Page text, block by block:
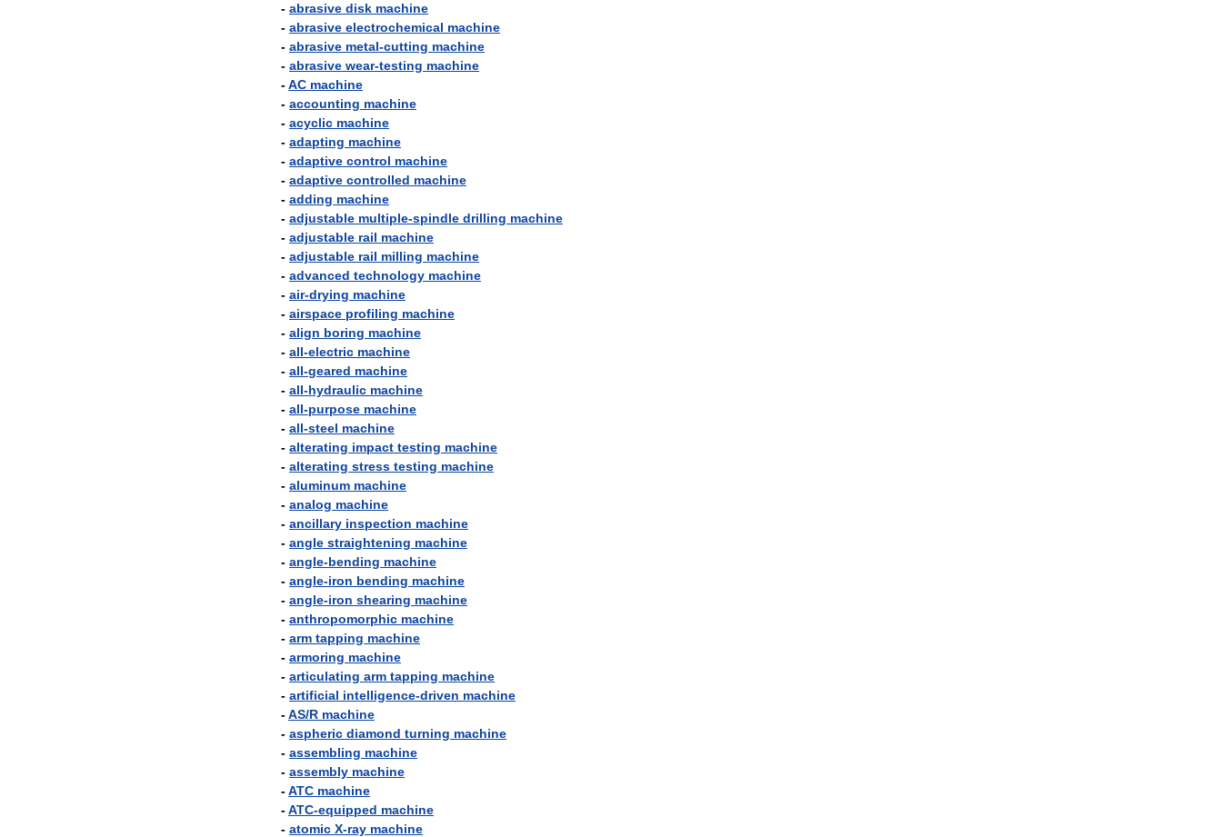
- abrasive disk machine
- abrasive electrochemical machine
- abrasive metal-cutting machine
- abrasive wear-testing machine
-AC machine
- accounting machine
- acyclic machine
- adapting machine
- adaptive control machine
- adaptive controlled machine
- adding machine
- adjustable multiple-spindle drilling machine
- adjustable rail machine
- adjustable rail milling machine
- advanced technology machine
- air-drying machine
- airspace profiling machine
- align boring machine
- all-electric machine
- all-geared machine
- all-hydraulic machine
- all-purpose machine
- all-steel machine
- alterating impact testing machine
- alterating stress testing machine
- aluminum machine
- analog machine
- ancillary inspection machine
- angle straightening machine
- angle-bending machine
- angle-iron bending machine
- angle-iron shearing machine
- anthropomorphic machine
- arm tapping machine
- armoring machine
- articulating arm tapping machine
- artificial intelligence-driven machine
-AS/R machine
- aspheric diamond turning machine
- assembling machine
- assembly machine
-ATC machine
-ATC-equipped machine
- atomic X-ray machine